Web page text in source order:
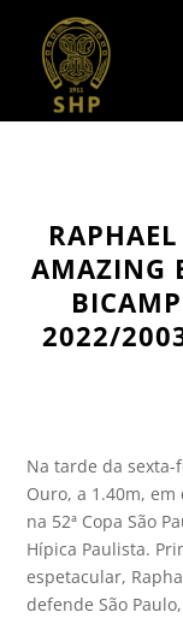
AMAZING
2022/
Na tarde da
Ouro, a 1.40m,
na 52ª Copa São
Hípica Paulista.
espetacular,
defende São